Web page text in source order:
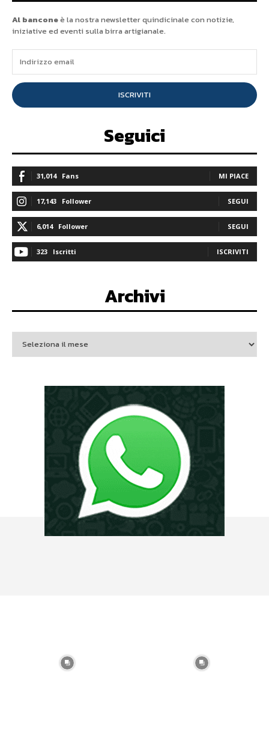
Al banconeè la nostra newsletter quindicinale con notizie,
iniziative ed eventi sulla birra artigianale.
ISCRIVITI
Seguici
31,014 Fans MI PIACE
17,143 Follower SEGUI
6,014 Follower SEGUI
323 Iscritti ISCRIVITI
Archivi